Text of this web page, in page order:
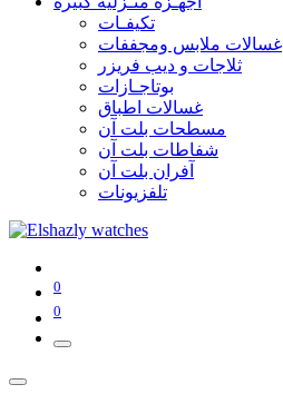
تكيفـات
غسالات ملابس ومجففات
ثلاجات و ديب فريزر
بوتاجـازات
غسالات اطباق
مسطحات بلت آن
شفاطات بلت آن
آفران بلت آن
تلفزيونات
0
0